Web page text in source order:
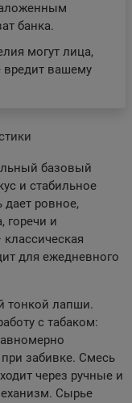
базовый
и стабильное
ровное,
горечи и
для ежедневного
тонкой лапши.
с табаком:
забивке. Смесь
через ручные и
Сырье
банка.
могут лица,
вредит вашему